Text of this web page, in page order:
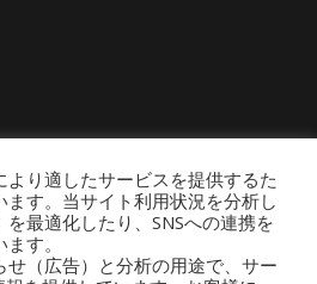
り適したサービスを提供するた
す。当サイト利用状況を分析し
最適化したり、SNSへの連携を
す。
せ（広告）と分析の用途で、サー